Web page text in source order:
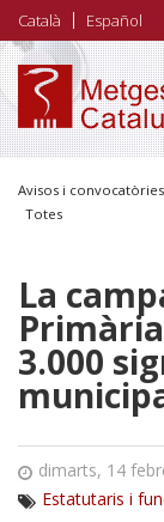
Vés
al
contingut
Català Español
Avisos i convocatòries
Totes
La
3.000
dimarts, 14
Estatutaris i